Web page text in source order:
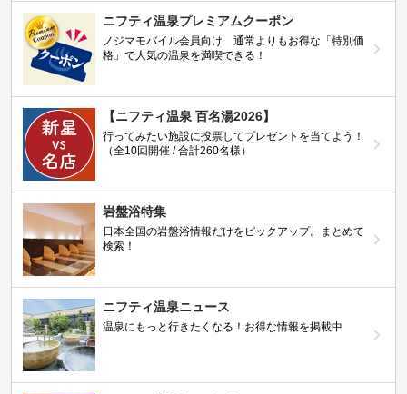
ニフティ温泉プレミアムクーポン
ノジマモバイル会員向け 通常よりもお得な「特別価
格」で人気の温泉を満喫できる！
【ニフティ温泉 百名湯2026】
行ってみたい施設に投票してプレゼントを当てよう！
（全10回開催 / 合計260名様）
岩盤浴特集
日本全国の岩盤浴情報だけをピックアップ。まとめて
検索！
ニフティ温泉ニュース
温泉にもっと行きたくなる！お得な情報を掲載中